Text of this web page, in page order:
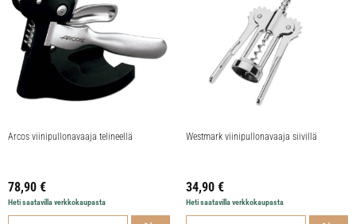
Arcos viinipullonavaaja telineellä
78,90 €
Heti saatavilla verkkokaupasta
Westmark viinipullonavaaja siivillä
34,90 €
Heti saatavilla verkkokaupasta